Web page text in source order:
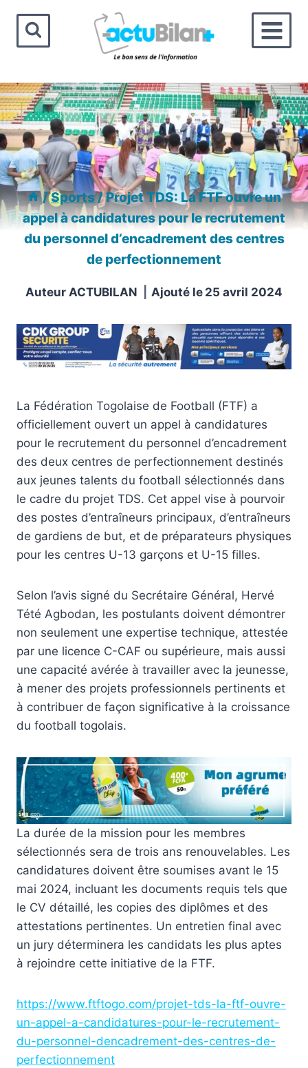
contenu
/Sports/Projet TDS: La FTF ouvre un
appel à candidatures pour le recrutement
du personnel d’encadrement des centres
de perfectionnement
Auteur ACTUBILAN Ajouté le 25 avril 2024
La Fédération Togolaise de Football (FTF) a
officiellement ouvert un appel à candidatures
pour le recrutement du personnel d’encadrement
des deux centres de perfectionnement destinés
aux jeunes talents du football sélectionnés dans
le cadre du projet TDS. Cet appel vise à pourvoir
des postes d’entraîneurs principaux, d’entraîneurs
de gardiens de but, et de préparateurs physiques
pour les centres U-13 garçons et U-15 filles.
Selon l’avis signé du Secrétaire Général, Hervé
Tété Agbodan, les postulants doivent démontrer
non seulement une expertise technique, attestée
par une licence C-CAF ou supérieure, mais aussi
une capacité avérée à travailler avec la jeunesse,
à mener des projets professionnels pertinents et
à contribuer de façon significative à la croissance
du football togolais.
La durée de la mission pour les membres
sélectionnés sera de trois ans renouvelables. Les
candidatures doivent être soumises avant le 15
mai 2024, incluant les documents requis tels que
le CV détaillé, les copies des diplômes et des
attestations pertinentes. Un entretien final avec
un jury déterminera les candidats les plus aptes
à rejoindre cette initiative de la FTF.
https://www.ftftogo.com/projet-tds-la-ftf-ouvre-
un-appel-a-candidatures-pour-le-recrutement-
du-personnel-dencadrement-des-centres-de-
perfectionnement